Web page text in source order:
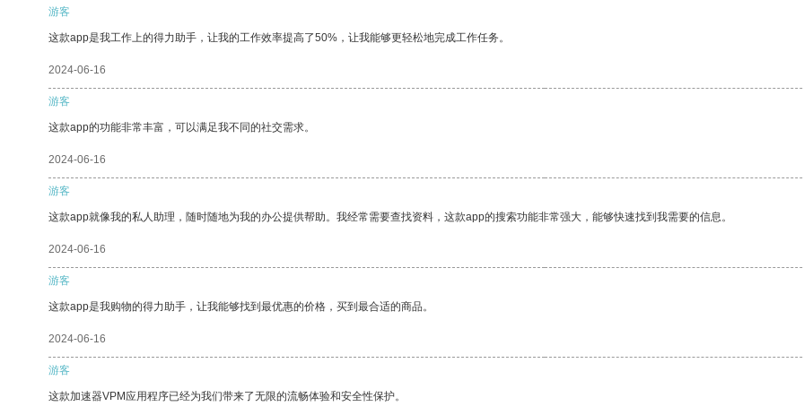
游客
这款app是我工作上的得力助手，让我的工作效率提高了50%，让我能够更轻松地完成工作任务。
2024-06-16
游客
这款app的功能非常丰富，可以满足我不同的社交需求。
2024-06-16
游客
这款app就像我的私人助理，随时随地为我的办公提供帮助。我经常需要查找资料，这款app的搜索功能非常强大，能够快速找到我需要的信息。
2024-06-16
游客
这款app是我购物的得力助手，让我能够找到最优惠的价格，买到最合适的商品。
2024-06-16
游客
这款加速器VPM应用程序已经为我们带来了无限的流畅体验和安全性保护。